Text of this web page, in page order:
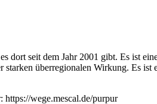
dort seit dem Jahr 2001 gibt. Es ist
starken überregionalen Wirkung. Es
wege.mescal.de/purpur